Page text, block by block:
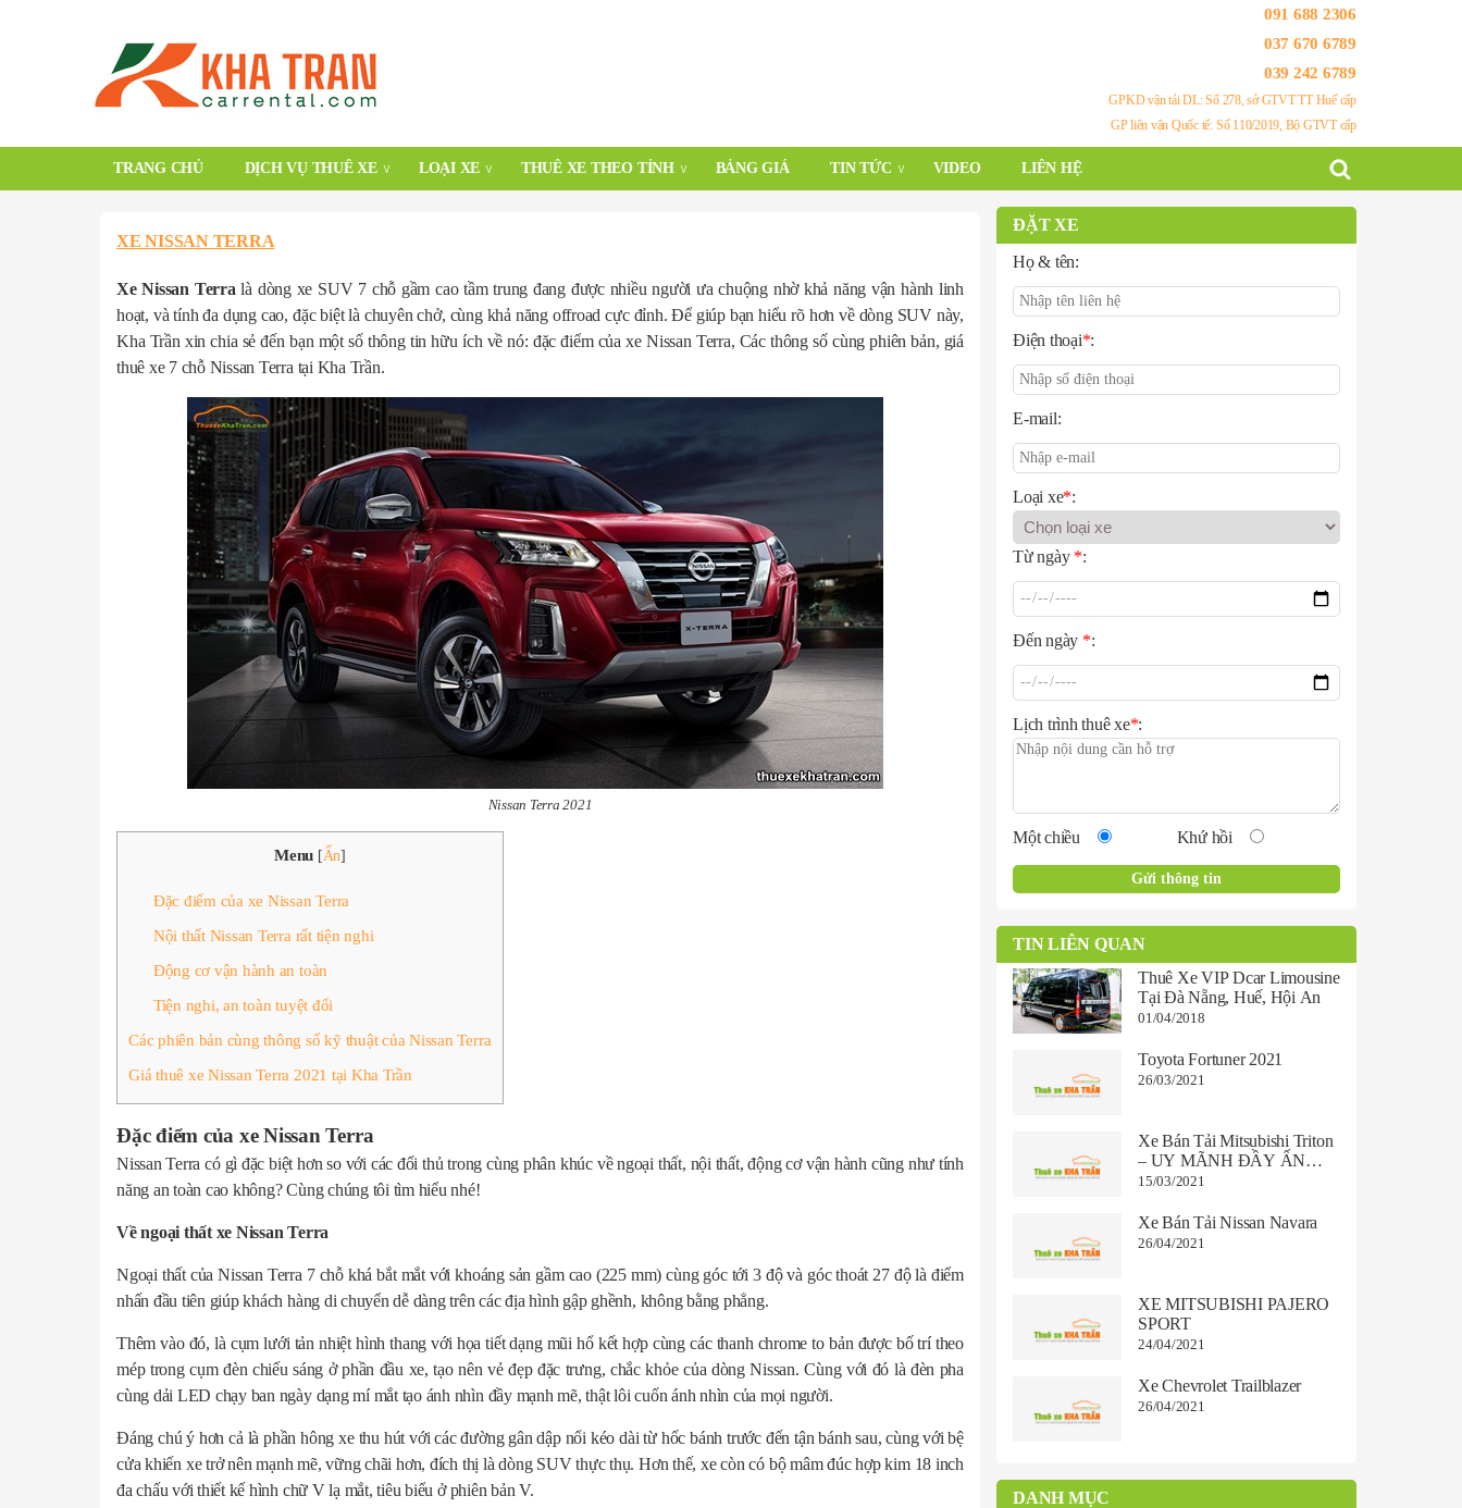
091 688 2306
037 670 6789
039 242 6789
GPKD vận tải DL: Số 278, sở GTVT TT Huế cấp
GP liên vận Quốc tế: Số 110/2019, Bộ GTVT cấp
TRANG CHỦ DỊCH VỤ THUÊ XE LOẠI XE THUÊ XE THEO TỈNH BẢNG GIÁ TIN TỨC VIDEO LIÊN HỆ
XE NISSAN TERRA
Xe Nissan Terra là dòng xe SUV 7 chỗ gầm cao tầm trung đang được nhiều người ưa chuộng nhờ khả năng vận hành linh
hoạt, và tính đa dụng cao, đặc biệt là chuyên chở, cùng khả năng offroad cực đỉnh. Để giúp bạn hiểu rõ hơn về dòng SUV này,
Kha Trần xin chia sẻ đến bạn một số thông tin hữu ích về nó: đặc điểm của xe Nissan Terra, Các thông số cùng phiên bản, giá
thuê xe 7 chỗ Nissan Terra tại Kha Trần.
Nissan Terra 2021
Menu [Ẩn]
Đặc điểm của xe Nissan Terra
Nội thất Nissan Terra rất tiện nghi
Động cơ vận hành an toàn
Tiện nghi, an toàn tuyệt đối
Các phiên bản cùng thông số kỹ thuật của Nissan Terra
Giá thuê xe Nissan Terra 2021 tại Kha Trần
Đặc điểm của xe Nissan Terra
Nissan Terra có gì đặc biệt hơn so với các đối thủ trong cùng phân khúc về ngoại thất, nội thất, động cơ vận hành cũng như tính
năng an toàn cao không? Cùng chúng tôi tìm hiểu nhé!
Về ngoại thất xe Nissan Terra
Ngoại thất của Nissan Terra 7 chỗ khá bắt mắt với khoáng sản gầm cao (225 mm) cùng góc tới 3 độ và góc thoát 27 độ là điểm
nhấn đầu tiên giúp khách hàng di chuyển dễ dàng trên các địa hình gập ghềnh, không bằng phẳng.
Thêm vào đó, là cụm lưới tản nhiệt hình thang với họa tiết dạng mũi hổ kết hợp cùng các thanh chrome to bản được bố trí theo
mép trong cụm đèn chiếu sáng ở phần đầu xe, tạo nên vẻ đẹp đặc trưng, chắc khỏe của dòng Nissan. Cùng với đó là đèn pha
cùng dải LED chạy ban ngày dạng mí mắt tạo ánh nhìn đầy mạnh mẽ, thật lôi cuốn ánh nhìn của mọi người.
Đáng chú ý hơn cả là phần hông xe thu hút với các đường gân dập nổi kéo dài từ hốc bánh trước đến tận bánh sau, cùng với bệ
cửa khiến xe trở nên mạnh mẽ, vững chãi hơn, đích thị là dòng SUV thực thụ. Hơn thế, xe còn có bộ mâm đúc hợp kim 18 inch
đa chấu với thiết kế hình chữ V lạ mắt, tiêu biểu ở phiên bản V.
ĐẶT XE
Họ & tên:
Điện thoại*:
E-mail:
Loại xe*:
Từ ngày *:
Đến ngày *:
Lịch trình thuê xe*:
Một chiều Khứ hồi
TIN LIÊN QUAN
Thuê Xe VIP Dcar Limousine
Tại Đà Nẵng, Huế, Hội An
01/04/2018
Toyota Fortuner 2021
26/03/2021
Xe Bán Tải Mitsubishi Triton
– UY MÃNH ĐẦY ẤN
TƯỢNG
15/03/2021
Xe Bán Tải Nissan Navara
26/04/2021
XE MITSUBISHI PAJERO
SPORT
24/04/2021
Xe Chevrolet Trailblazer
26/04/2021
DANH MỤC